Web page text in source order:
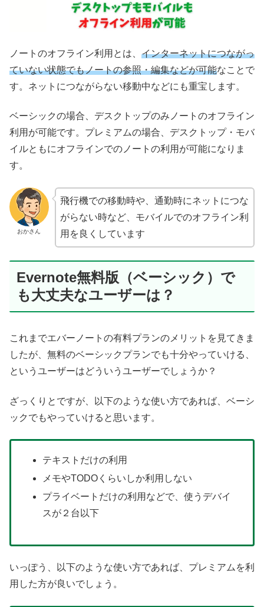
ノートのオフライン利用とは、 インターネットにつながっ
ていない状態でもノートの参照・編集などが可能なことで
す。ネットにつながらない移動中などにも重宝します。
ベーシックの場合、デスクトップのみノートのオフライン
利用が可能です。プレミアムの場合、デスクトップ・モバ
イルともにオフラインでのノートの利用が可能になりま
す。
おかさん
飛行機での移動時や、通勤時にネットにつな
がらない時など、モバイルでのオフライン利
用を良くしています
Evernote無料版（ベーシック）で
も大丈夫なユーザーは？
これまでエバーノートの有料プランのメリットを見てきま
したが、無料のベーシックプランでも十分やっていける、
というユーザーはどういうユーザーでしょうか？
ざっくりとですが、以下のような使い方であれば、ベーシ
ックでもやっていけると思います。
テキストだけの利用
メモやTODOくらいしか利用しない
プライベートだけの利用などで、使うデバイ
スが２台以下
いっぽう、以下のような使い方であれば、プレミアムを利
用した方が良いでしょう。